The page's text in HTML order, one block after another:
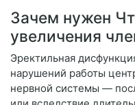
Зачем нужен
увеличения
Эректильная
нарушений работы
нервной системы —